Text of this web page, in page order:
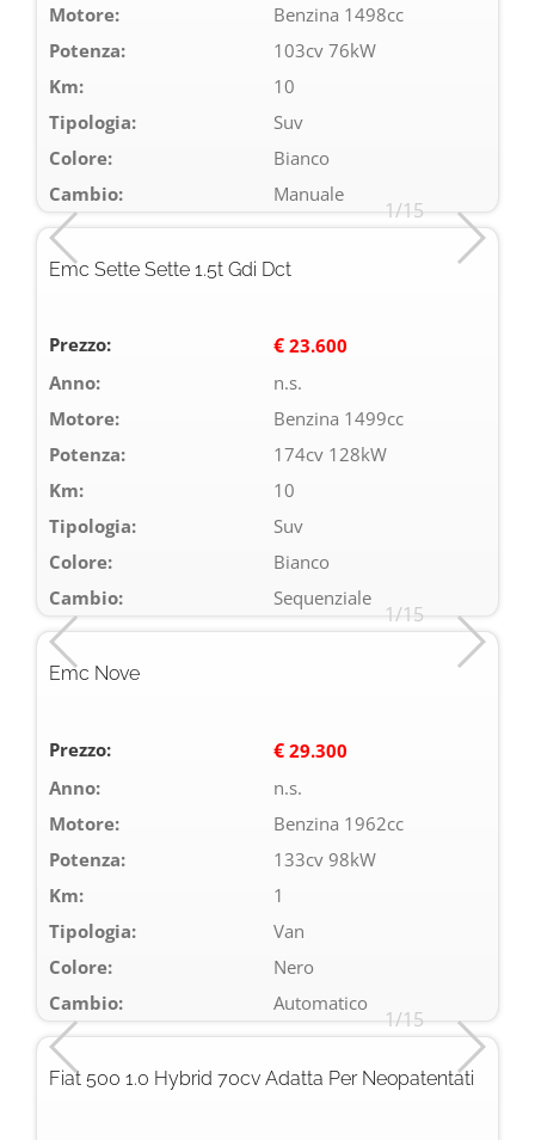
Motore:
Benzina 1498cc
Potenza:
103cv 76kW
Km:
10
Tipologia:
Suv
Colore:
Bianco
Cambio:
Manuale
1/15
Emc Sette Sette 1.5t Gdi Dct
Prezzo: € 23.600
Anno:
n.s.
Motore:
Benzina 1499cc
Potenza:
174cv 128kW
Km:
10
Tipologia:
Suv
Colore:
Bianco
Cambio:
Sequenziale
1/15
Emc Nove
Prezzo: € 29.300
Anno:
n.s.
Motore:
Benzina 1962cc
Potenza:
133cv 98kW
Km:
1
Tipologia:
Van
Colore:
Nero
Cambio:
Automatico
1/15
Fiat 500 1.0 Hybrid 70cv Adatta Per Neopatentati